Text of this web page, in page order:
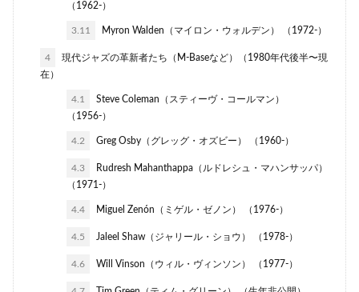
（1962-）
3.11 Myron Walden（マイロン・ウォルデン） （1972-）
4
現代ジャズの革新者たち（M-Baseなど）（1980年代後半〜現
在）
4.1
Steve Coleman（スティーヴ・コールマン）
（1956-）
4.2 Greg Osby（グレッグ・オズビー） （1960-）
4.3
Rudresh Mahanthappa（ルドレシュ・マハンサッパ）
（1971-）
4.4 Miguel Zenón（ミゲル・ゼノン） （1976-）
4.5 Jaleel Shaw（ジャリール・ショウ） （1978-）
4.6 Will Vinson（ウィル・ヴィンソン） （1977-）